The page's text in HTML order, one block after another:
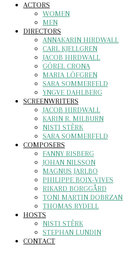
ACTORS
WOMEN
MEN
DIRECTORS
ANNAKARIN HIRDWALL
CARL KJELLGREN
JACOB HIRDWALL
GÖREL CRONA
MARIA LÖFGREN
SARA SOMMERFELD
YNGVE DAHLBERG
SCREENWRITERS
JACOB HIRDWALL
KARIN R. MILBURN
NISTI STÊRK
SARA SOMMERFELD
COMPOSERS
FANNY RISBERG
JOHAN NILSSON
MAGNUS JARLBO
PHILIPPE BOIX-VIVES
RIKARD BORGGÅRD
TONI MARTIN
THOMAS RYDELL
HOSTS
NISTI STÊRK
STEPHAN LUNDIN
CONTACT